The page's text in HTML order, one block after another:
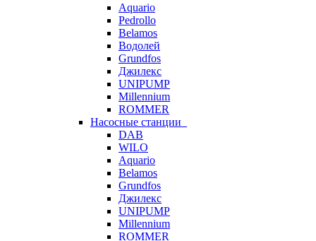
Aquario
Pedrollo
Belamos
Водолей
Grundfos
Джилекс
UNIPUMP
Millennium
ROMMER
Насосные станции
DAB
WILO
Aquario
Belamos
Grundfos
Джилекс
UNIPUMP
Millennium
ROMMER